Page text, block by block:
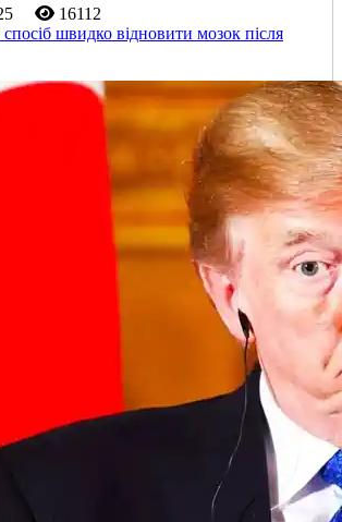
16112
швидко відновити мозок після